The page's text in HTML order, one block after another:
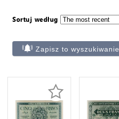
Sortuj według
Zapisz to wyszukiwanie